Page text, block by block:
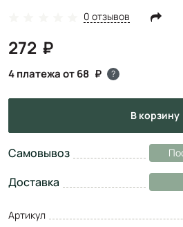
0 отзывов
272
4 платежа от 68 ?
в корзину
Самовывоз
Доставка
Артикул